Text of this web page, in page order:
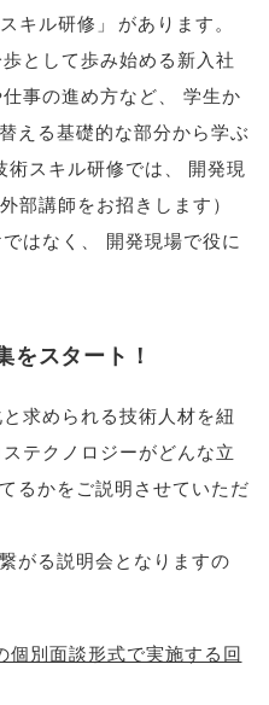
キル研修 」 があります。
として歩み始める新入社
事の進め方など
学生か
える基礎的な部分から学ぶ
術スキル研修では
開発現
部講師をお招きします）
はなく
開発現場で役に
をスタート！
求められる技術人材を紐
テクノロジーがどんな立
るかをご説明させていただ
がる説明会となりますの
別面談形式で実施する回